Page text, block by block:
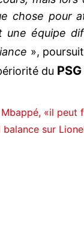
chose pour
une équipe
»,
du PSG
«il peut
sur